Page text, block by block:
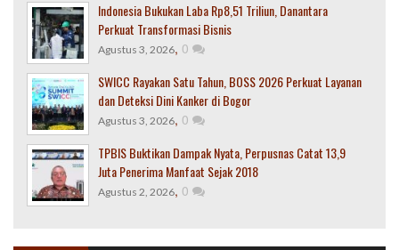
Indonesia Bukukan Laba Rp8,51 Triliun, Danantara
Perkuat Transformasi Bisnis
Agustus 3, 2026, 0
SWICC Rayakan Satu Tahun, BOSS 2026 Perkuat Layanan
dan Deteksi Dini Kanker di Bogor
Agustus 3, 2026, 0
TPBIS Buktikan Dampak Nyata, Perpusnas Catat 13,9
Juta Penerima Manfaat Sejak 2018
Agustus 2, 2026, 0